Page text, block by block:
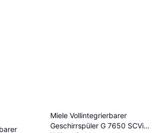
Miele Vollintegrierbarer
Geschirrspüler G 7650 SCVi